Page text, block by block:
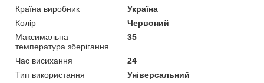
Країна виробник
Україна
Колір
Червоний
Максимальна
температура зберігання
35
Час висихання
24
Тип використання
Універсальний